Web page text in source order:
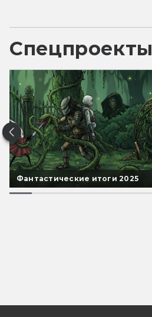
Спецпроекты
Фантастические итоги 2025